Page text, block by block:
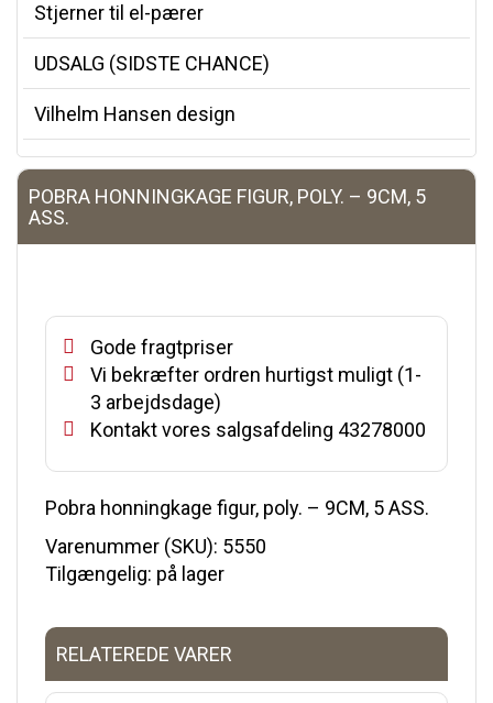
Stjerner til el-pærer
UDSALG (SIDSTE CHANCE)
Vilhelm Hansen design
POBRA HONNINGKAGE FIGUR, POLY. – 9CM, 5
ASS.
Gode fragtpriser
Vi bekræfter ordren hurtigst muligt (1-
3 arbejdsdage)
Kontakt vores salgsafdeling 43278000
Pobra honningkage figur, poly. – 9CM, 5 ASS.
Varenummer (SKU): 5550
Tilgængelig: på lager
RELATEREDE VARER